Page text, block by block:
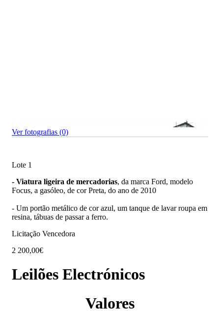
Ver fotografias (0)
Lote 1
- Viatura ligeira de mercadorias, da marca Ford, modelo
Focus, a gasóleo, de cor Preta, do ano de 2010
- Um portão metálico de cor azul, um tanque de lavar roupa em
resina, tábuas de passar a ferro.
Licitação Vencedora
2 200,00€
Leilões Electrónicos
Valores